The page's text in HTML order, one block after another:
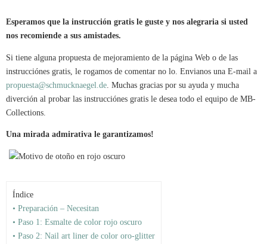
Esperamos que la instrucción gratis le guste y nos alegraria si usted
nos recomiende a sus amistades.
Si tiene alguna propuesta de mejoramiento de la página Web o de las
instrucciónes gratis, le rogamos de comentar no lo. Envianos una E-mail a
propuesta@schmucknaegel.de . Muchas gracias por su ayuda y mucha
diverción al probar las instrucciónes gratis le desea todo el equipo de MB-
Collections.
Una mirada admirativa le garantizamos!
Índice
• Preparación – Necesitan
• Paso 1: Esmalte de color rojo oscuro
• Paso 2: Nail art liner de color oro-glitter